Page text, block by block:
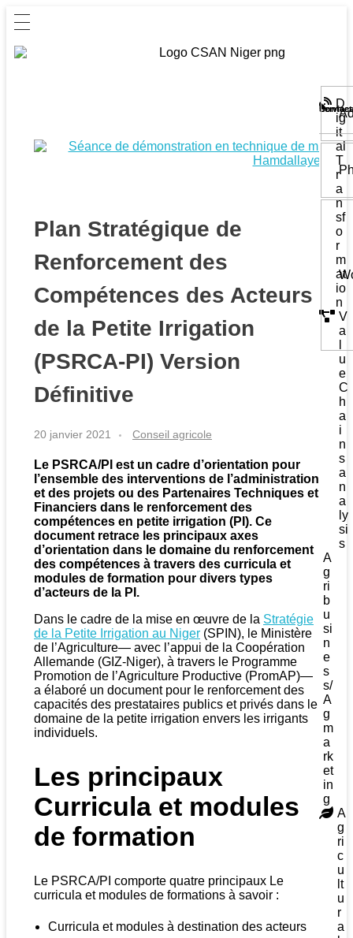
Plan Stratégique de
Renforcement des
Compétences des Acteurs
de la Petite Irrigation
(PSRCA-PI) Version
Définitive
20 janvier 2021 Conseil agricole
Le PSRCA/PI est un cadre d’orientation pour
l’ensemble des interventions de l’administration
et des projets ou des Partenaires Techniques et
Financiers dans le renforcement des
compétences en petite irrigation (PI). Ce
document retrace les principaux axes
d’orientation dans le domaine du renforcement
des compétences à travers des curricula et
modules de formation pour divers types
d’acteurs de la PI .
Dans le cadre de la mise en œuvre de la Stratégie
de la Petite Irrigation au Niger (SPIN), le Ministère
de l’Agriculture— avec l’appui de la Coopération
Allemande (GIZ-Niger), à travers le Programme
Promotion de l’Agriculture Productive (PromAP)—
a élaboré un document pour le renforcement des
capacités des prestataires publics et privés dans le
domaine de la petite irrigation envers les irrigants
individuels.
Les principaux
Curriculaet modules
de formation
Le PSRCA/PI comporte quatre principaux Le
curricula et modules de formations à savoir :
Curricula et modules à destination des acteurs
Services
D
ig
it
al
T
r
a
n
sf
o
r
m
at
io
n
V
a
u
e
C
h
a
i
n
s
a
n
a
ly
si
s
A
g
ri
b
u
si
n
e
s
s/
A
g
m
a
rk
et
in
g
A
g
ri
c
u
lt
u
r
a
Contact